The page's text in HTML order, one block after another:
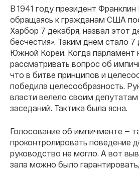
В 1941 году президент Франклин
обращаясь к гражданам США
Харбор 7 декабря, назвал этот
бесчестия». Таким днем стало 7
Южной Кореи. Когда парламент
рассматривать вопрос об
что в битве принципов и
победила целесообразность.
власти велело своим депутатам
заседаний. Тактика была ясна.
Голосование об импичменте —
проконтролировать поведение
руководство не могло. А вот
зала можно было